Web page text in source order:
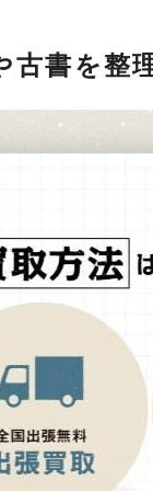
古書を整